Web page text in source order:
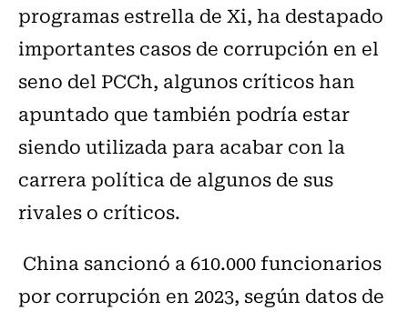
programas estrella de Xi, ha destapado
importantes casos de corrupción en el
seno del PCCh, algunos críticos han
apuntado que también podría estar
siendo utilizada para acabar con la
carrera política de algunos de sus
rivales o críticos.
China sancionó a 610.000 funcionarios
por corrupción en 2023, según datos de